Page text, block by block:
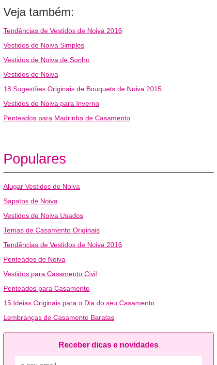
Veja também:
Tendências de Vestidos de Noiva 2016
Vestidos de Noiva Simples
Vestidos de Noiva de Sonho
Vestidos de Noiva
18 Sugestões Originais de Bouquets de Noiva 2015
Vestidos de Noiva para Inverno
Penteados para Madrinha de Casamento
Populares
Alugar Vestidos de Noiva
Sapatos de Noiva
Vestidos de Noiva Usados
Temas de Casamento Originais
Tendências de Vestidos de Noiva 2016
Penteados de Noiva
Vestidos para Casamento Civil
Penteados para Casamento
15 Ideias Originais para o Dia do seu Casamento
Lembranças de Casamento Baratas
Receber dicas e novidades